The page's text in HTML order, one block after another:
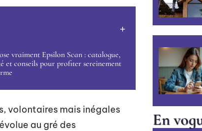
vraiment Epsilon Scan : catalogue,
et conseils pour profiter sereinement
volontaires mais inégales
au gré des
En